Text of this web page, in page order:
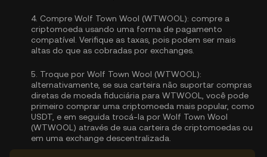
4. Compre Wolf Town Wool (WTWOOL): compre a
criptomoeda usando uma forma de pagamento
compatível. Verifique as taxas, pois podem ser mais
altas do que as cobradas por exchanges.
5. Troque por Wolf Town Wool (WTWOOL):
alternativamente, se sua carteira não suportar compras
diretas de moeda fiduciária para WTWOOL, você pode
primeiro comprar uma criptomoeda mais popular, como
USDT, e em seguida trocá-la por Wolf Town Wool
(WTWOOL) através de sua carteira de criptomoedas ou
em uma exchange descentralizada.